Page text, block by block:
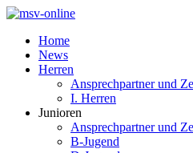
Home
News
Herren
Ansprechpartner und
I. Herren
Junioren
Ansprechpartner und
B-Jugend